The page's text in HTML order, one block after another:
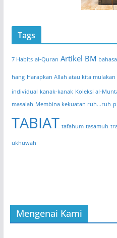
Tags
7 Habits al-Quran Artikel BM bahasa
hang Harapkan Allah atau kita
individual kanak-kanak Koleksi al-
masalah Membina kekuatan ruh...ruh
TABIAT tafahum tasamuh
ukhuwah
Mengenai Kami